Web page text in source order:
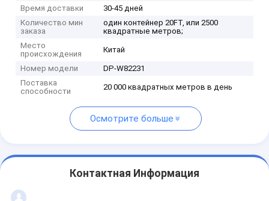
Время доставки
30-45 дней
Количество мин
заказа
один контейнер 20FT, или 2500
квадратные метров;
Место
происхождения
Китай
Номер модели
DP-W82231
Поставка
способности
20 000 квадратных метров в день
Осмотрите больше
Контактная Информация